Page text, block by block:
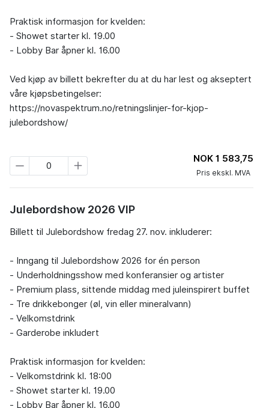
Praktisk informasjon for kvelden:
- Showet starter kl. 19.00
- Lobby Bar åpner kl. 16.00
Ved kjøp av billett bekrefter du at du har lest og akseptert
våre kjøpsbetingelser:
https://novaspektrum.no/retningslinjer-for-kjop-
julebordshow/
NOK 1 583,75
Pris ekskl. MVA
Julebordshow 2026 VIP
Billett til Julebordshow fredag 27. nov. inkluderer:
- Inngang til Julebordshow 2026 for én person
- Underholdningsshow med konferansier og artister
- Premium plass, sittende middag med juleinspirert buffet
- Tre drikkebonger (øl, vin eller mineralvann)
- Velkomstdrink
- Garderobe inkludert
Praktisk informasjon for kvelden:
- Velkomstdrink kl. 18:00
- Showet starter kl. 19.00
- Lobby Bar åpner kl. 16.00